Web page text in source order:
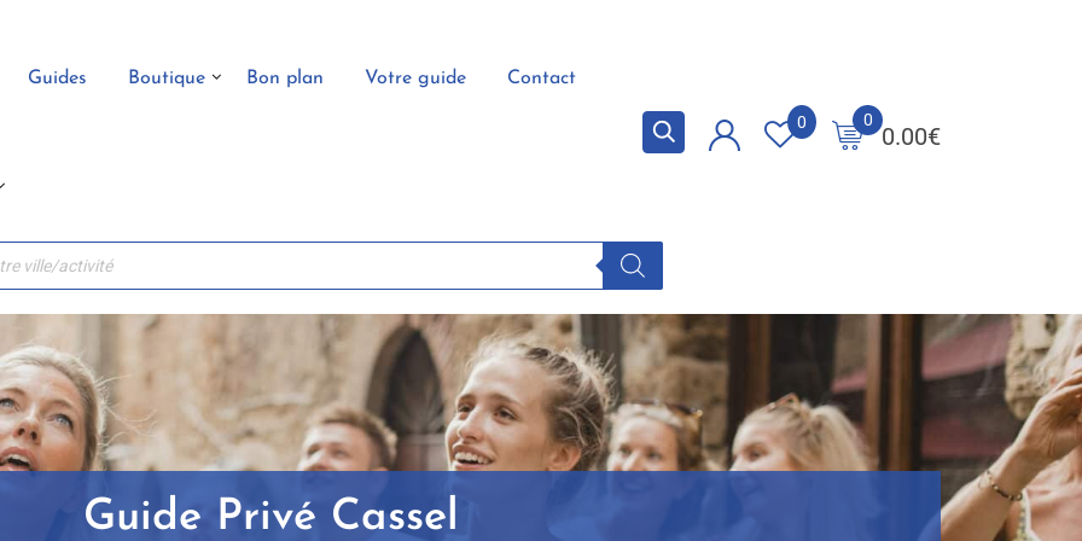
Guides Boutique Bon plan Votre guide Contact
0.00€
0
0
Guide Privé Cassel